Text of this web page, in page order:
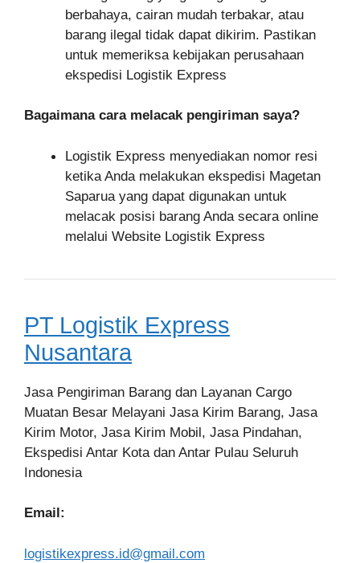
berbahaya, cairan mudah terbakar, atau
barang ilegal tidak dapat dikirim. Pastikan
untuk memeriksa kebijakan perusahaan
ekspedisi Logistik Express
Bagaimana cara melacak pengiriman saya?
Logistik Express menyediakan nomor resi
ketika Anda melakukan ekspedisi Magetan
Saparua yang dapat digunakan untuk
melacak posisi barang Anda secara online
melalui Website Logistik Express
PT Logistik Express
Nusantara
Jasa Pengiriman Barang dan Layanan Cargo
Muatan Besar Melayani Jasa Kirim Barang, Jasa
Kirim Motor, Jasa Kirim Mobil, Jasa Pindahan,
Ekspedisi Antar Kota dan Antar Pulau Seluruh
Indonesia
Email:
logistikexpress.id@gmail.com